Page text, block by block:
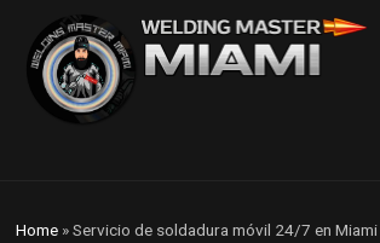
Home »Servicio de soldadura móvil 24/7 en Miami